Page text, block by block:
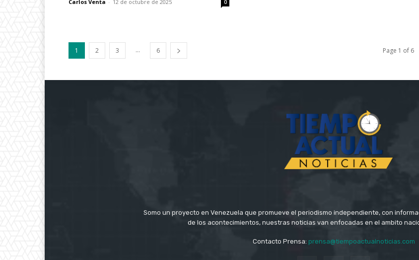
Carlos Venta - 12 de octubre de 2025 0
1 2 3 ... 6 Page 1 of 6
Somo un proyecto en Venezuela que promueve el periodismo independiente, con
de los acontecimientos, nuestras noticias van enfocadas en el ambito
Contacto Prensa: prensa@tiempoactualnoticias.com